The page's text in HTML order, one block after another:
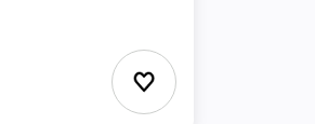
Ajouter aux